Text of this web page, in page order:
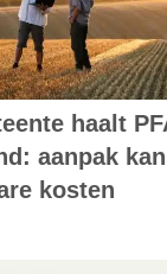
haalt
aanpak
kosten